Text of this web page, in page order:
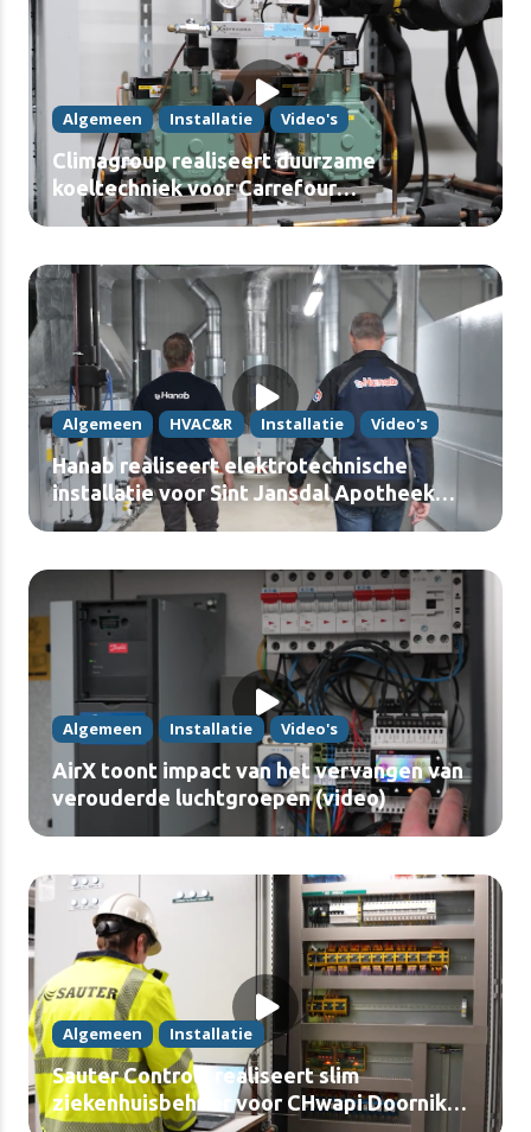
Algemeen Installatie Video's
Climagroup realiseert duurzame
koeltechniek voor Carrefour
Maasmechelen (video)
Algemeen HVAC&R Installatie Video's
Hanab realiseert elektrotechnische
installatie voor Sint Jansdal Apotheek
(video)
Algemeen Installatie Video's
AirX toont impact van het vervangen van
verouderde luchtgroepen (video)
Algemeen Installatie
Sauter Controls realiseert slim
ziekenhuisbeheer voor CHwapi Doornik